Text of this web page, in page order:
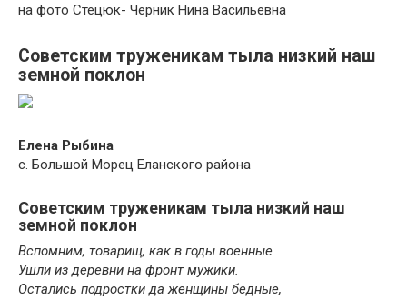
на фото Стецюк- Черник Нина Васильевна
Советским труженикам тыла низкий наш
земной поклон
Елена Рыбина
с. Большой Морец Еланского района
Советским труженикам тыла низкий наш
земной поклон
Вспомним, товарищ, как в годы военные
Ушли из деревни на фронт мужики.
Остались подростки да женщины бедные,